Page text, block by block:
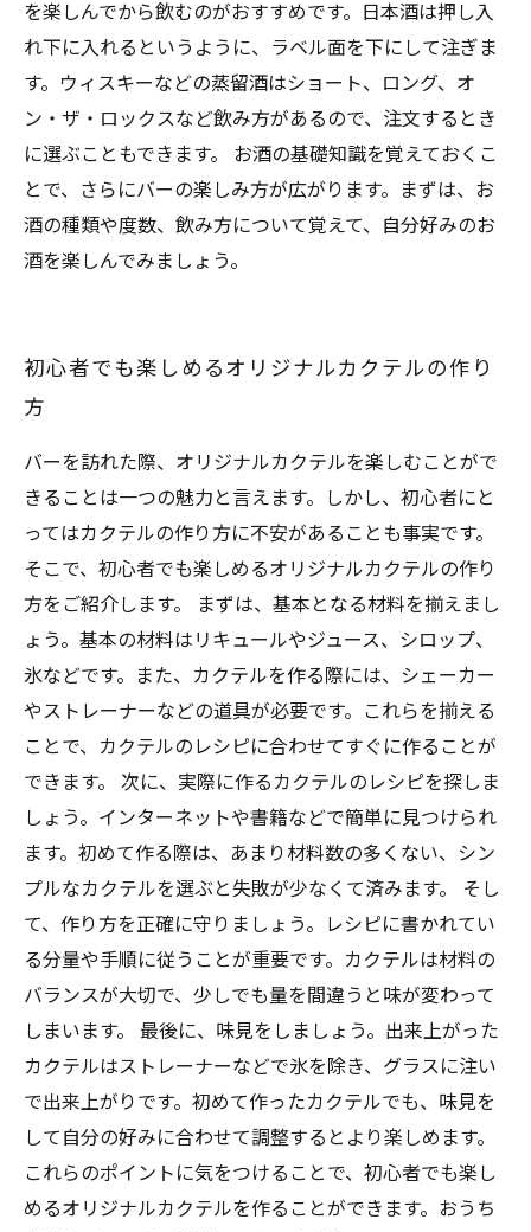
を楽しんでから飲むのがおすすめです。日本酒は押し入
れ下に入れるというように、ラベル面を下にして注ぎま
す。ウィスキーなどの蒸留酒はショート、ロング、オ
ン・ザ・ロックスなど飲み方があるので、注文するとき
に選ぶこともできます。 お酒の基礎知識を覚えておくこ
とで、さらにバーの楽しみ方が広がります。まずは、お
酒の種類や度数、飲み方について覚えて、自分好みのお
酒を楽しんでみましょう。
初心者でも楽しめるオリジナルカクテルの作り
方
バーを訪れた際、オリジナルカクテルを楽しむことがで
きることは一つの魅力と言えます。しかし、初心者にと
ってはカクテルの作り方に不安があることも事実です。
そこで、初心者でも楽しめるオリジナルカクテルの作り
方をご紹介します。 まずは、基本となる材料を揃えまし
ょう。基本の材料はリキュールやジュース、シロップ、
氷などです。また、カクテルを作る際には、シェーカー
やストレーナーなどの道具が必要です。これらを揃える
ことで、カクテルのレシピに合わせてすぐに作ることが
できます。 次に、実際に作るカクテルのレシピを探しま
しょう。インターネットや書籍などで簡単に見つけられ
ます。初めて作る際は、あまり材料数の多くない、シン
プルなカクテルを選ぶと失敗が少なくて済みます。 そし
て、作り方を正確に守りましょう。レシピに書かれてい
る分量や手順に従うことが重要です。カクテルは材料の
バランスが大切で、少しでも量を間違うと味が変わって
しまいます。 最後に、味見をしましょう。出来上がった
カクテルはストレーナーなどで氷を除き、グラスに注い
で出来上がりです。初めて作ったカクテルでも、味見を
して自分の好みに合わせて調整するとより楽しめます。
これらのポイントに気をつけることで、初心者でも楽し
めるオリジナルカクテルを作ることができます。おうち